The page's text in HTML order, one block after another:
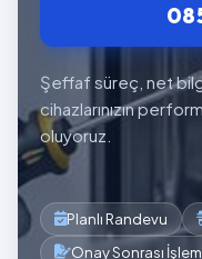
Şeffaf süreç, net
cihazlarınızın
oluyoruz.
Planlı Randevu
Onay Sonrası İşlem